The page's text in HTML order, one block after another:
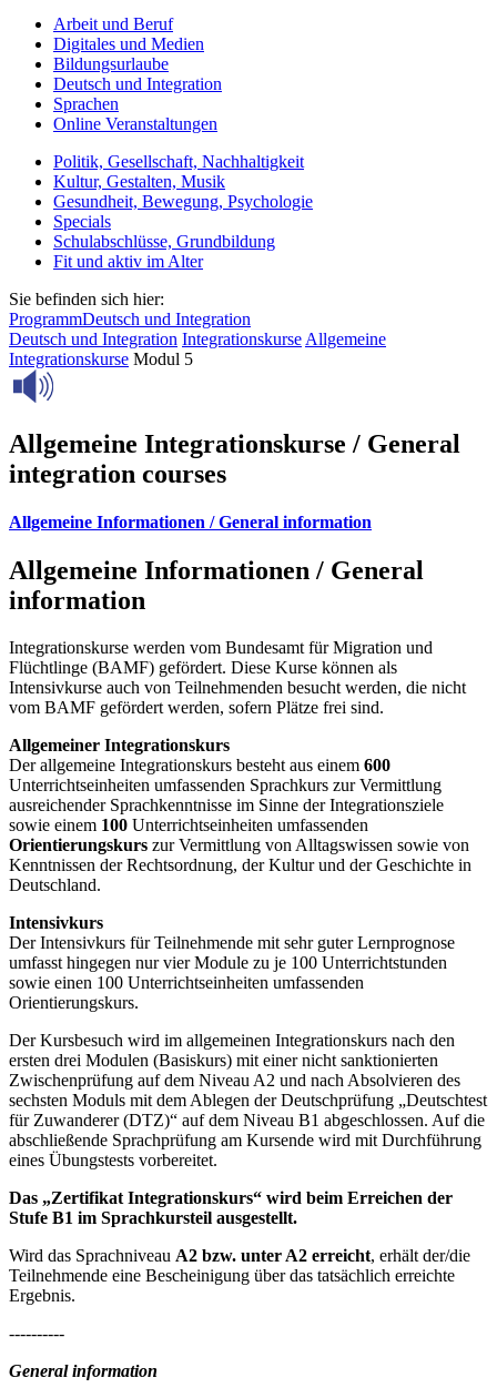
Arbeit und Beruf
Digitales und Medien
Bildungsurlaube
Deutsch und Integration
Sprachen
Online Veranstaltungen
Politik, Gesellschaft, Nachhaltigkeit
Kultur, Gestalten, Musik
Gesundheit, Bewegung, Psychologie
Specials
Schulabschlüsse, Grundbildung
Fit und aktiv im Alter
Sie befinden sich hier:
ProgrammDeutsch und Integration
Deutsch und Integration Integrationskurse Allgemeine
Integrationskurse Modul 5
Allgemeine Integrationskurse / General
integration courses
Allgemeine Informationen / General information
Allgemeine Informationen / General
information
Integrationskurse werden vom Bundesamt für Migration und
Flüchtlinge (BAMF) gefördert. Diese Kurse können als
Intensivkurse auch von Teilnehmenden besucht werden, die nicht
vom BAMF gefördert werden, sofern Plätze frei sind.
Allgemeiner Integrationskurs
Der allgemeine Integrationskurs besteht aus einem 600
Unterrichtseinheiten umfassenden Sprachkurs zur Vermittlung
ausreichender Sprachkenntnisse im Sinne der Integrationsziele
sowie einem 100 Unterrichtseinheiten umfassenden
Orientierungskurs zur Vermittlung von Alltagswissen sowie von
Kenntnissen der Rechtsordnung, der Kultur und der Geschichte in
Deutschland.
Intensivkurs
Der Intensivkurs für Teilnehmende mit sehr guter Lernprognose
umfasst hingegen nur vier Module zu je 100 Unterrichtstunden
sowie einen 100 Unterrichtseinheiten umfassenden
Orientierungskurs.
Der Kursbesuch wird im allgemeinen Integrationskurs nach den
ersten drei Modulen (Basiskurs) mit einer nicht sanktionierten
Zwischenprüfung auf dem Niveau A2 und nach Absolvieren des
sechsten Moduls mit dem Ablegen der Deutschprüfung „Deutschtest
für Zuwanderer (DTZ)“ auf dem Niveau B1 abgeschlossen. Auf die
abschließende Sprachprüfung am Kursende wird mit Durchführung
eines Übungstests vorbereitet.
Das „Zertifikat Integrationskurs“ wird beim Erreichen der
Stufe B1 im Sprachkursteil ausgestellt.
Wird das Sprachniveau A2 bzw. unter A2 erreicht, erhält der/die
Teilnehmende eine Bescheinigung über das tatsächlich erreichte
Ergebnis.
----------
General information